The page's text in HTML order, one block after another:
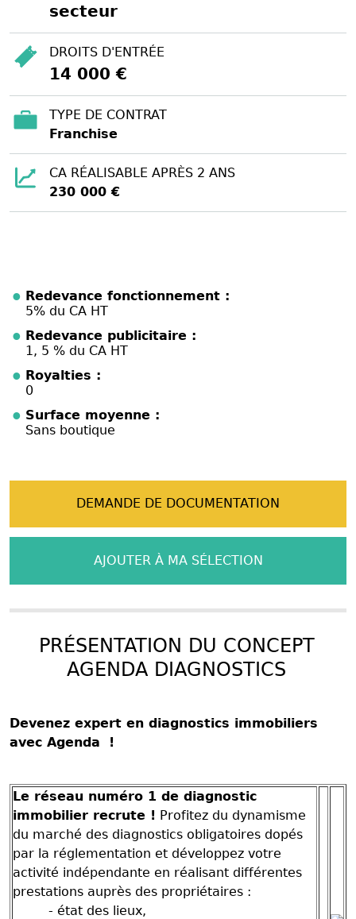
secteur
DROITS D'ENTRÉE
14 000 €
TYPE DE CONTRAT
Franchise
CA RÉALISABLE APRÈS 2 ANS
230 000 €
Redevance fonctionnement :
5% du CA HT
Redevance publicitaire :
1, 5 % du CA HT
Royalties :
0
Surface moyenne :
Sans boutique
DEMANDE DE DOCUMENTATION
AJOUTER À MA SÉLECTION
PRÉSENTATION DU CONCEPT
AGENDA DIAGNOSTICS
Devenez expert en diagnostics immobiliers
avec Agenda !
Le réseau numéro 1 de diagnostic
immobilier recrute ! Profitez du dynamisme
du marché des diagnostics obligatoires dopés
par la réglementation et développez votre
activité indépendante en réalisant différentes
prestations auprès des propriétaires :
- état des lieux,